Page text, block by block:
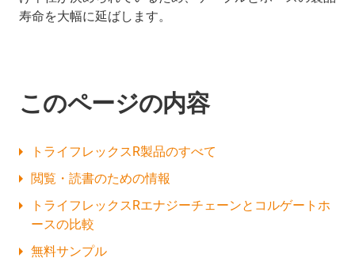
寿命を大幅に延ばします。
このページの内容
トライフレックスR製品のすべて
閲覧・読書のための情報
トライフレックスRエナジーチェーンとコルゲートホ
ースの比較
無料サンプル